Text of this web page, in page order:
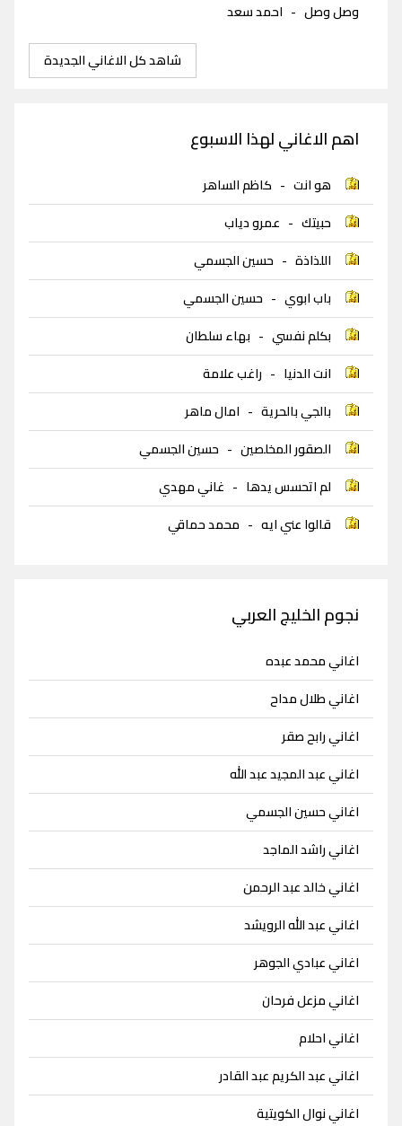
وصل وصل - احمد سعد
شاهد كل الاغاني الجديدة
اهم الاغاني لهذا الاسبوع
هو انت - كاظم الساهر
حبيتك - عمرو دياب
اللذاذة - حسين الجسمي
باب ابوي - حسين الجسمي
بكلم نفسي - بهاء سلطان
انت الدنيا - راغب علامة
بالجي بالحرية - امال ماهر
الصقور المخلصين - حسين الجسمي
لم اتحسس يدها - غاني مهدي
قالوا عني ايه - محمد حماقي
نجوم الخليج العربي
اغاني محمد عبده
اغاني طلال مداح
اغاني رابح صقر
اغاني عبد المجيد عبد الله
اغاني حسين الجسمي
اغاني راشد الماجد
اغاني خالد عبد الرحمن
اغاني عبد الله الرويشد
اغاني عبادي الجوهر
اغاني مزعل فرحان
اغاني احلام
اغاني عبد الكريم عبد القادر
اغاني نوال الكويتية